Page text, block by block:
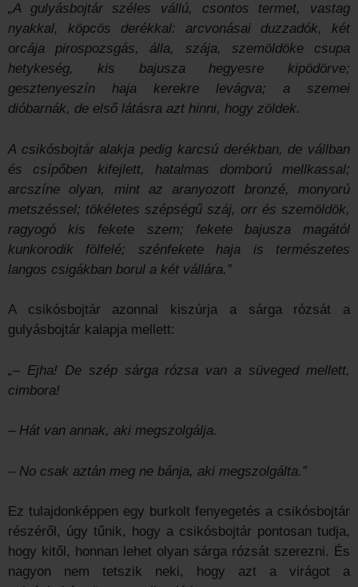
„A gulyásbojtár széles vállú, csontos termet, vastag
nyakkal, köpcös derékkal: arcvonásai duzzadók, két
orcája pirospozsgás, álla, szája, szemöldöke csupa
hetykeség, kis bajusza hegyesre kipödörve;
gesztenyeszín haja kerekre levágva; a szemei
dióbarnák, de első látásra azt hinni, hogy zöldek.
A csikósbojtár alakja pedig karcsú derékban, de vállban
és csípőben kifejlett, hatalmas domború mellkassal;
arcszíne olyan, mint az aranyozott bronzé, monyorú
metszéssel; tökéletes szépségű száj, orr és szemöldök,
ragyogó kis fekete szem; fekete bajusza magától
kunkorodik fölfelé; szénfekete haja is természetes
langos csigákban borul a két vállára.”
A csikósbojtár azonnal kiszúrja a sárga rózsát a
gulyásbojtár kalapja mellett:
„– Ejha! De szép sárga rózsa van a süveged mellett,
cimbora!
– Hát van annak, aki megszolgálja.
– No csak aztán meg ne bánja, aki megszolgálta.”
Ez tulajdonképpen egy burkolt fenyegetés a csikósbojtár
részéről, úgy tűnik, hogy a csikósbojtár pontosan tudja,
hogy kitől, honnan lehet olyan sárga rózsát szerezni. És
nagyon nem tetszik neki, hogy azt a virágot a